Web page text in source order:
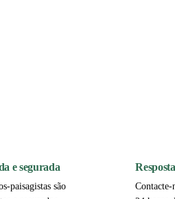
e segurada
paisagistas são
Contacte-